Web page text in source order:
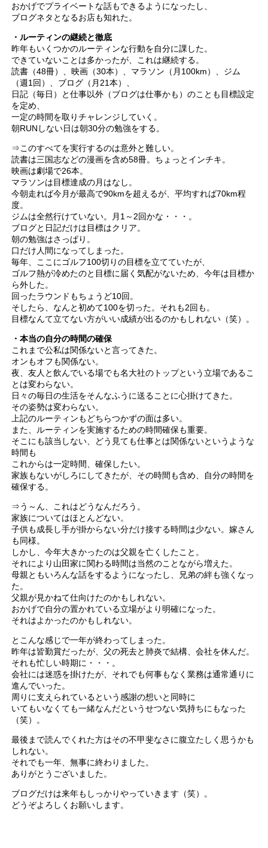
おかげでプライベートな話もできるようになったし、
ブログネタとなるお店も知れた。
・ルーティンの継続と徹底
昨年もいくつかのルーティンな行動を自分に課した。
できていないことは多かったが、これは継続する。
読書（48冊）、映画（30本）、マラソン（月100km）、ジム
（週1回）、ブログ（月21本）、
日記（毎日）と仕事以外（ブログは仕事かも）のことも目標設定
を定め、
一定の時間を取りチャレンジしていく。
朝RUNしない日は朝30分の勉強をする。
⇒このすべてを実行するのは意外と難しい。
読書は三国志などの漫画を含め58冊。ちょっとインチキ。
映画は劇場で26本。
マラソンは目標達成の月はなし。
今朝走れば今月が最高で90kmを超えるが、平均すれば70km程
度。
ジムは全然行けていない。月1～2回かな・・・。
ブログと日記だけは目標はクリア。
朝の勉強はさっぱり。
口だけ人間になってしまった。
毎年、ここにゴルフ100切りの目標を立てていたが、
ゴルフ熱が冷めたのと目標に届く気配がないため、今年は目標か
ら外した。
回ったラウンドもちょうど10回。
そしたら、なんと初めて100を切った。それも2回も。
目標なんて立てない方がいい成績が出るのかもしれない（笑）。
・本当の自分の時間の確保
これまで公私は関係ないと言ってきた。
オンもオフも関係ない。
夜、友人と飲んでいる場でも名大社のトップという立場であるこ
とは変わらない。
日々の毎日の生活をそんなふうに送ることに心掛けてきた。
その姿勢は変わらない。
上記のルーティンもどちらつかずの面は多い。
また、ルーティンを実施するための時間確保も重要。
そこにも該当しない、どう見ても仕事とは関係ないというような
時間も
これからは一定時間、確保したい。
家族もないがしろにしてきたが、その時間も含め、自分の時間を
確保する。
⇒う～ん、これはどうなんだろう。
家族についてはほとんどない。
子供も成長し手が掛からない分だけ接する時間は少ない。嫁さん
も同様。
しかし、今年大きかったのは父親を亡くしたこと。
それにより山田家に関わる時間は当然のことながら増えた。
母親ともいろんな話をするようになったし、兄弟の絆も強くなっ
た。
父親が見かねて仕向けたのかもしれない。
おかげで自分の置かれている立場がより明確になった。
それはよかったのかもしれない。
とこんな感じで一年が終わってしまった。
昨年は皆勤賞だったが、父の死去と肺炎で結構、会社を休んだ。
それも忙しい時期に・・・。
会社には迷惑を掛けたが、それでも何事もなく業務は通常通りに
進んでいった。
周りに支えられているという感謝の想いと同時に
いてもいなくても一緒なんだというせつない気持ちにもなった
（笑）。
最後まで読んでくれた方はその不甲斐なさに腹立たしく思うかも
しれない。
それでも一年、無事に終わりました。
ありがとうございました。
ブログだけは来年もしっかりやっていきます（笑）。
どうぞよろしくお願いします。